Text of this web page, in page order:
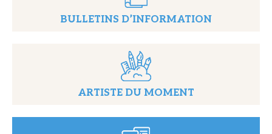
BULLETINS D’INFORMATION
ARTISTE DU MOMENT